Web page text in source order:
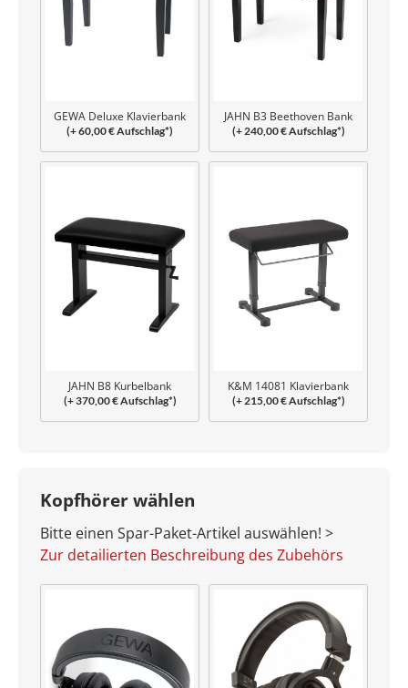
GEWA Deluxe Klavierbank
geschraubt
(+ 60,00 € Aufschlag*)
JAHN B3 Beethoven Bank
verleimt
(+ 240,00 € Aufschlag*)
JAHN B8 Kurbelbank
(+ 370,00 € Aufschlag*)
K&M 14081 Klavierbank
Uplift
(+ 215,00 € Aufschlag*)
Kopfhörer wählen
Bitte einen Spar-Paket-Artikel auswählen! >
Zur detailierten Beschreibung des Zubehörs